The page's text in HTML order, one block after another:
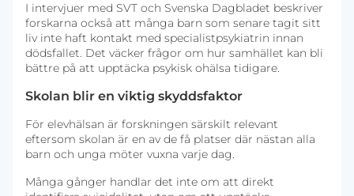
I intervjuer med SVT och Svenska Dagbladet beskriver
forskarna också att många barn som senare tagit sitt
liv inte haft kontakt med specialistpsykiatrin innan
dödsfallet. Det väcker frågor om hur samhället kan bli
bättre på att upptäcka psykisk ohälsa tidigare.
Skolan blir en viktig skyddsfaktor
För elevhälsan är forskningen särskilt relevant
eftersom skolan är en av de få platser där nästan alla
barn och unga möter vuxna varje dag.
Många gånger handlar det inte om att direkt